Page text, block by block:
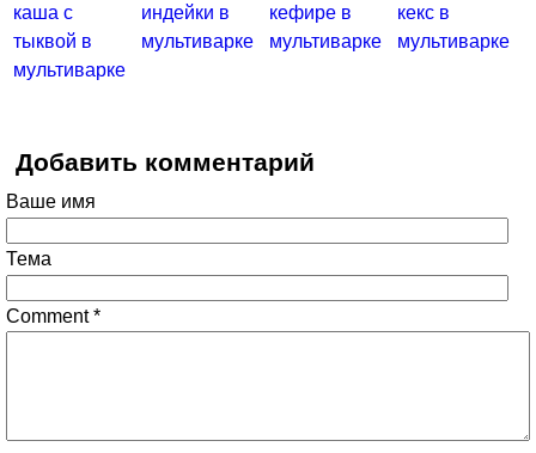
каша с
тыквой в
мультиварке
индейки в
мультиварке
кефире в
мультиварке
кекс в
мультиварке
Добавить комментарий
Ваше имя
Тема
Comment*